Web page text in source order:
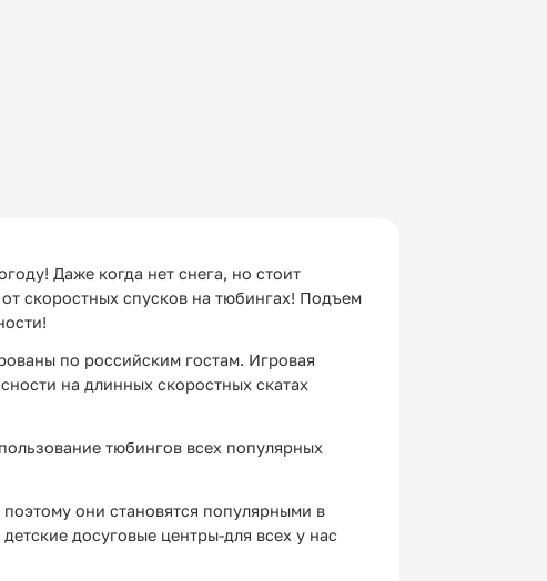
Даже когда нет снега, но стоит
скоростных спусков на тюбингах! Подъем
по российским гостам. Игровая
на длинных скоростных скатах
тюбингов всех популярных
они становятся популярными в
досуговые центры-для всех у нас